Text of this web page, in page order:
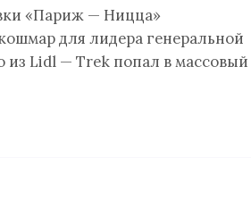
«Париж — Ницца»
для лидера генеральной
из Lidl — Trek попал в массовый